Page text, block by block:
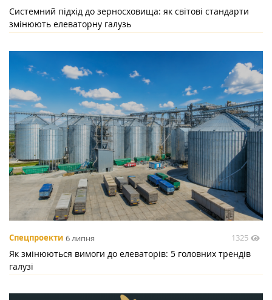
Системний підхід до зерносховища: як світові стандарти
змінюють елеваторну галузь
Спецпроекти 6 липня 1325
Як змінюються вимоги до елеваторів: 5 головних трендів
галузі